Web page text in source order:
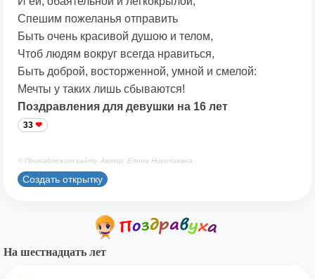
Спешим пожеланья отправить
Быть очень красивой душою и телом,
Чтоб людям вокруг всегда нравиться,
Быть доброй, восторженной, умной и смелой:
Мечты у таких лишь сбываются!
Поздравления для девушки на 16 лет
33
© Принадлежит сайту. Автор: Елена Николаевна
Создать открытку
На шестнадцать лет